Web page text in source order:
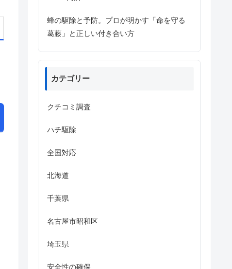
蜂の駆除と予防。プロが明かす「命を守る
葛藤」と正しい付き合い方
カテゴリー
クチコミ調査
ハチ駆除
全国対応
北海道
千葉県
名古屋市昭和区
埼玉県
安全性の確保